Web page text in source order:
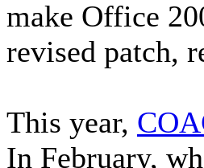
make Office
revised patch,
This year,
In February,